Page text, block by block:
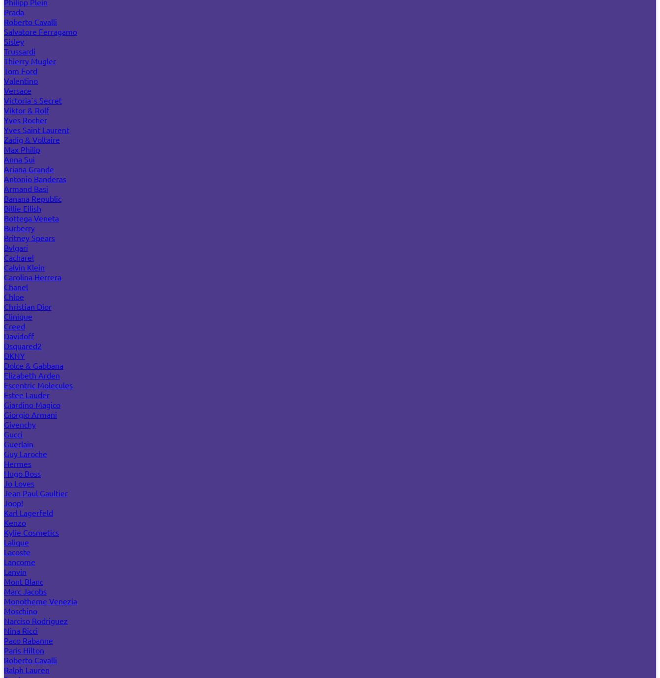
Philipp Plein
Prada
Roberto Cavalli
Salvatore Ferragamo
Sisley
Trussardi
Thierry Mugler
Tom Ford
Valentino
Versace
Victoria`s Secret
Viktor & Rolf
Yves Rocher
Yves Saint Laurent
Zadig & Voltaire
Max Philip
Anna Sui
Ariana Grande
Antonio Banderas
Armand Basi
Banana Republic
Billie Eilish
Bottega Veneta
Burberry
Britney Spears
Bvlgari
Cacharel
Calvin Klein
Carolina Herrera
Chanel
Chloe
Christian Dior
Clinique
Creed
Davidoff
Dsquared2
DKNY
Dolce & Gabbana
Elizabeth Arden
Escentric Molecules
Estee Lauder
Giardino Magico
Giorgio Armani
Givenchy
Gucci
Guerlain
Guy Laroche
Hermes
Hugo Boss
Jo Loves
Jean Paul Gaultier
Joop!
Karl Lagerfeld
Kenzo
Kylie Cosmetics
Lalique
Lacoste
Lancome
Lanvin
Mont Blanc
Marc Jacobs
Monotheme Venezia
Moschino
Narciso Rodriguez
Nina Ricci
Paco Rabanne
Paris Hilton
Roberto Cavalli
Ralph Lauren